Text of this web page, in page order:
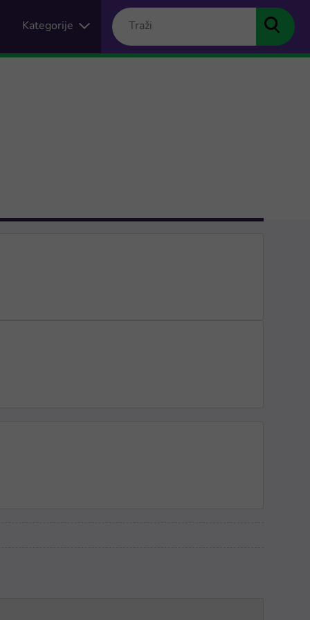
Kategorije